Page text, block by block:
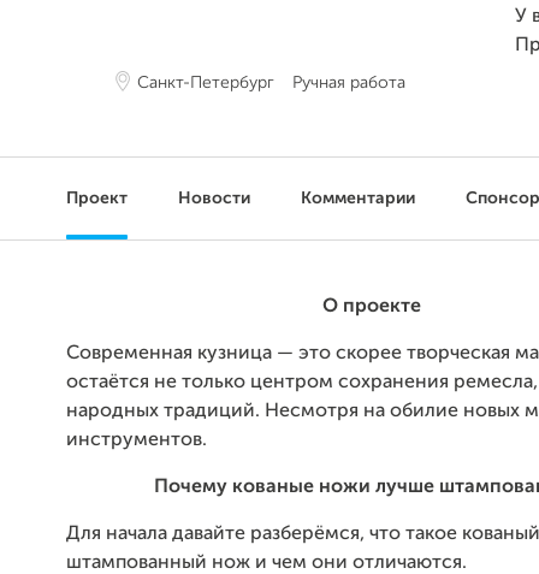
Санкт-Петербург Ручная работа
У
Проект Новости Комментарии
О проекте
Современная кузница — это скорее творческая
остаётся не только центром сохранения
народных традиций. Несмотря на обилие новых
инструментов.
Почему кованые ножи лучше
Для начала давайте разберёмся, что такое
штампованный нож и чем они отличаются.